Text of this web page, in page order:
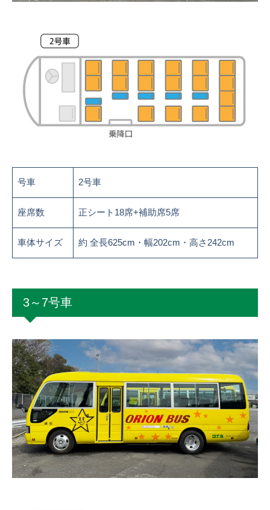
号車 2号車
座席数 正シート18席+補助席5席
車体サイズ 約 全長625cm・幅202cm・高さ242cm
3～7号車